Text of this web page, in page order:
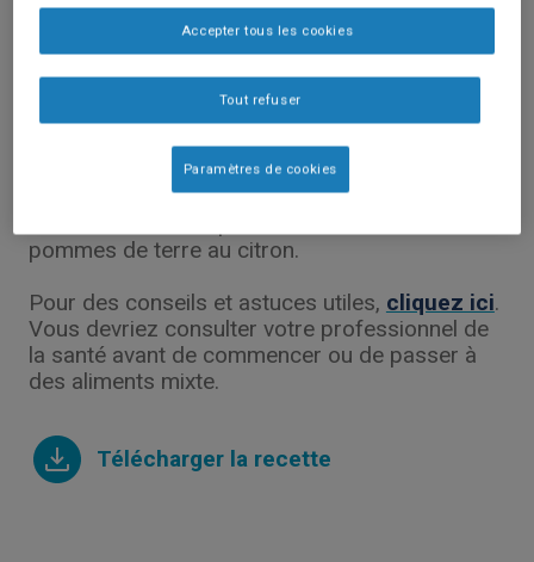
pommes de terre au citron.
Pour des conseils et astuces utiles, cliquez ici.
Vous devriez consulter votre professionnel de
la santé avant de commencer ou de passer à
des aliments mixte.
Télécharger la recette
Tout refuser
Accepter tous les cookies
Paramètres de cookies